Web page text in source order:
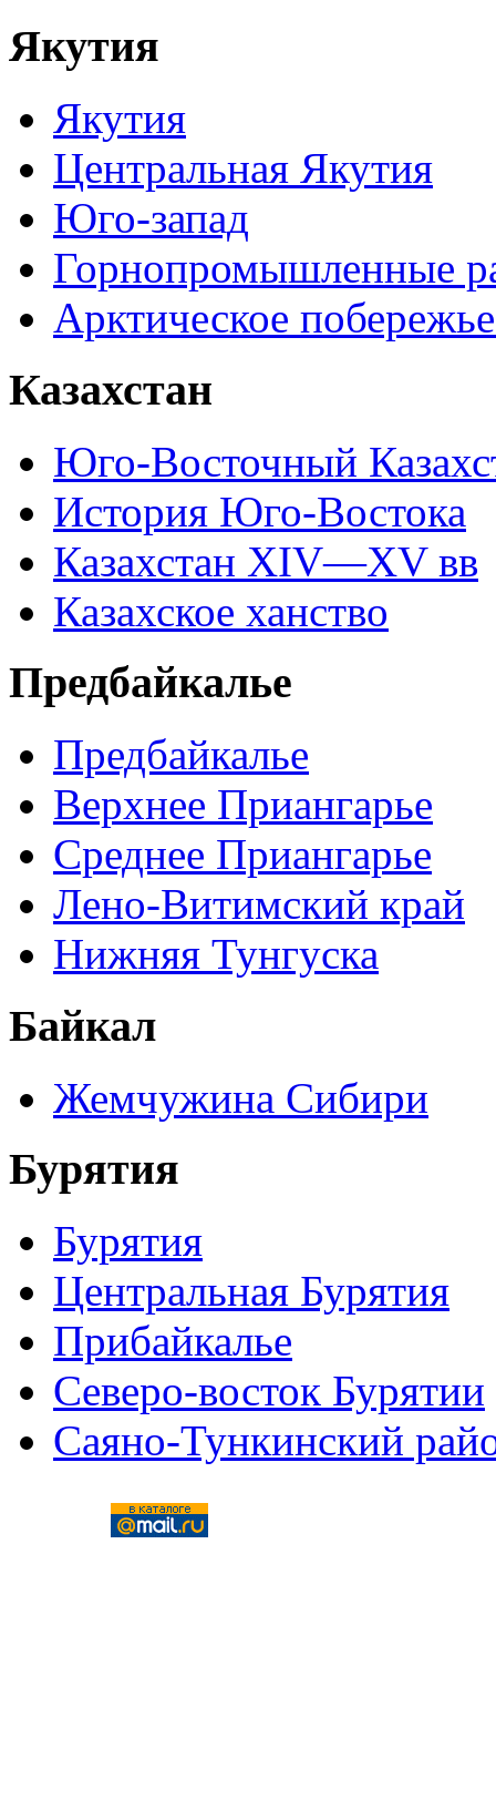
Якутия
Якутия
Центральная Якутия
Юго-запад
Горнопромышленные
Арктическое
Казахстан
Юго-Восточный
История Юго-Востока
Казахстан XIV—XV вв
Казахское ханство
Предбайкалье
Предбайкалье
Верхнее Приангарье
Среднее Приангарье
Лено-Витимский край
Нижняя Тунгуска
Байкал
Жемчужина Сибири
Бурятия
Бурятия
Центральная Бурятия
Прибайкалье
Северо-восток Бурятии
Саяно-Тункинский